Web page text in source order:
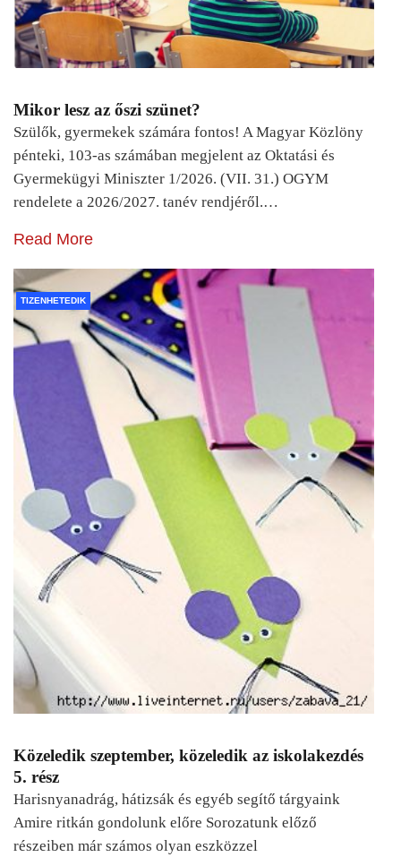
Mikor lesz az őszi szünet?
Szülők, gyermekek számára fontos! A Magyar Közlöny
pénteki, 103-as számában megjelent az Oktatási és
Gyermekügyi Miniszter 1/2026. (VII. 31.) OGYM
rendelete a 2026/2027. tanév rendjéről.…
Read More
TIZENHETEDIK
Közeledik szeptember, közeledik az iskolakezdés
5. rész
Harisnyanadrág, hátizsák és egyéb segítő tárgyaink
Amire ritkán gondolunk előre Sorozatunk előző
részeiben már számos olyan eszközzel